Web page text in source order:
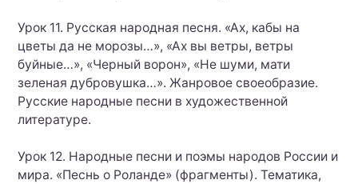
Урок 11. Русская народная песня. «Ах, кабы на
цветы да не морозы…», «Ах вы ветры, ветры
буйные…», «Черный ворон», «Не шуми, мати
зеленая дубровушка…». Жанровое своеобразие.
Русские народные песни в художественной
литературе.
Урок 12. Народные песни и поэмы народов России и
мира. «Песнь о Роланде» (фрагменты). Тематика,